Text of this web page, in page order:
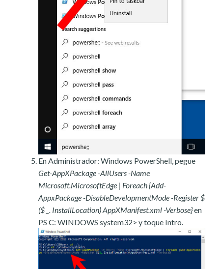
En Administrador: Windows PowerShell, pegue
Get-AppXPackage -AllUsers -Name
Microsoft.MicrosoftEdge | Foreach {Add-
AppxPackage -DisableDevelopmentMode -Register $
($ _. InstallLocation) AppXManifest.xml -Verbose}en
PS C: WINDOWS system32> y toque Intro.